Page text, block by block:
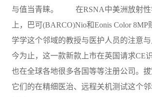
与值当青睐。 在RSNA中美洲放射性
上，巴可(BARCO)Nio和Eonis Color 8MP
学学这个邻域的教授与医护人员的注意
今为止，这一款新款上市在英国请求CE
也在全球各地很多各国等等注册公司。
它们的在精细医治、远程关机测试这个